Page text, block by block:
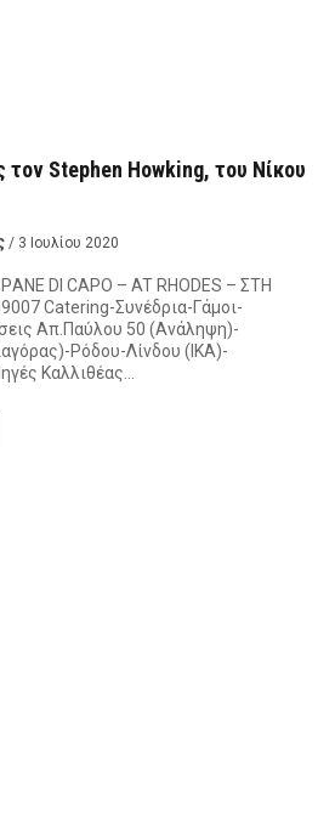
τον Stephen Howking, του Νίκου
/ 3 Ιουλίου 2020
DI CAPO – AT RHODES – ΣΤΗ
Catering-Συνέδρια-Γάμοι-
Απ.Παύλου 50 (Ανάληψη)-
Ρόδου-Λίνδου (ΙΚΑ)-
Καλλιθέας…